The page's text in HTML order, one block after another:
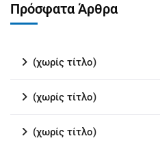
Πρόσφατα Άρθρα
(χωρίς τίτλο)
(χωρίς τίτλο)
(χωρίς τίτλο)